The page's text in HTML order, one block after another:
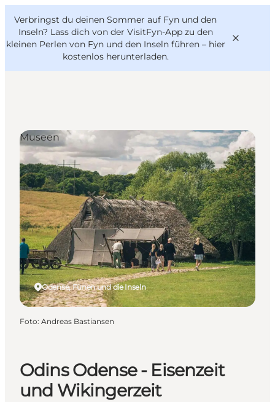
Verbringst du deinen Sommer auf Fyn und den
Inseln? Lass dich von der VisitFyn-App zu den
kleinen Perlen von Fyn und den Inseln führen – hier
kostenlos herunterladen.
Reise Ideen
Outdoor & bike
Essen & trinken
Übernachtung
VisitFyn
Deutsch
Odins Odense - Eisenzeit
und Wikingerzeit
Odense, Fünen und die Inseln
Museen
Foto: Andreas Bastiansen